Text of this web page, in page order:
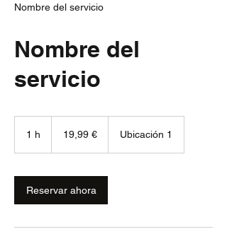
Nombre del servicio
Nombre del
servicio
1 h 19,99 € Ubicación 1
Reservar ahora